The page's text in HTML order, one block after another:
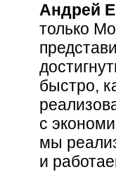
Андрей
только
быстро,
с
мы
и